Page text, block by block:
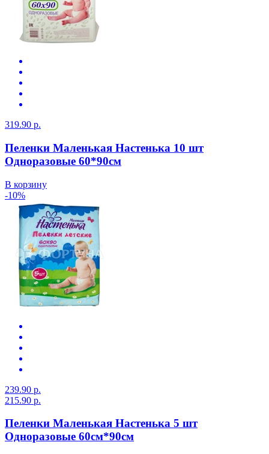
319.90 р.
Пеленки Маленькая Настенька 10 шт
Одноразовые 60*90см
В корзину
-10%
239.90 р.
215.90 р.
Пеленки Маленькая Настенька 5 шт
Одноразовые 60см*90см